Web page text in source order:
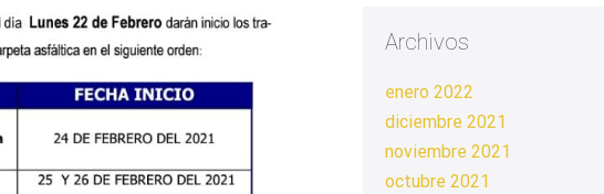
Archivos
enero 2022
diciembre 2021
noviembre 2021
octubre 2021